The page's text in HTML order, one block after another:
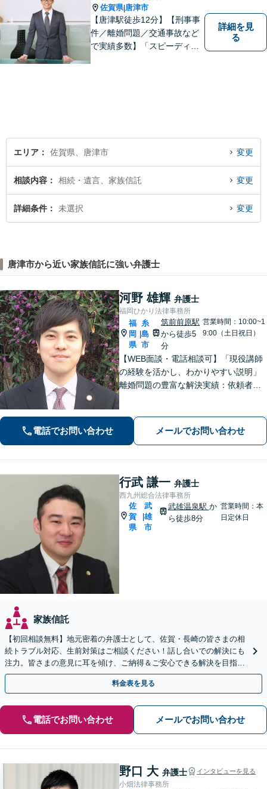
佐賀県|唐津市
【唐津駅徒歩12分】【刑事事
件／離婚問題／交通事故など
で実績多数】「スピーディで
詳細を見
る
エリア 佐賀県、唐津市 変更
相談内容 相続・遺言、家族信託 変更
詳細条件 未選択 変更
唐津市から近い家族信託に強い弁護士
河野 雄輝 弁護士
福岡ひかり法律事務所
福
岡
県
糸
島
市
筑前前原駅
から徒歩5
分
営業時間：10:00~1
9:00（土日祝日）
【WEB面談・電話相談可】「現役講師
の経験を活かし、わかりやすい説明」
離婚問題の豊富な解決実績：依頼者さ
金問題：豊富な相談実績で借金の苦し
みへの深く共感」ご依頼後は最短で督
電話でお問い合わせ メールでお問い合わせ
行武 謙一 弁護士
西九州総合法律事務所
佐
賀
県
|
武
雄
市
武雄温泉駅 か
ら徒歩8分
営業時間：本
日定休日
家族信託
【初回相談無料】地元密着の弁護士として、佐賀・長崎の皆さまの相
続トラブル対応、生前対策はご相談ください！話し合いでの解決にも
注力。皆さまの意見に耳を傾け、ご納得＆ご安心できる解決を目指し
ます【当日相談可】【駐車場あり】【武雄温泉駅8分】
料金表を見る
電話でお問い合わせ メールでお問い合わせ
野口 大 弁護士 インタビューを見る
小畑法律事務所